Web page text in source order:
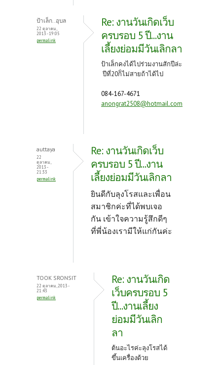
ป้าเล็ก..อุบล
22 ตุลาคม,
2013 - 19:05
permalink
Re: งานวันเกิดเว็บ
ครบรอบ 5 ปี...งาน
เลี้ยงย่อมมีวันเลิกลา
ป้าเล็กคงได้ไปร่วมงานสักปีล่ะ
ปีที่20ก็ไม่สายถ้าได้ไป
084-167-4671
anongrat2508@hotmail.com
auttaya
22
ตุลาคม,
2013 -
21:33
permalink
Re: งานวันเกิดเว็บ
ครบรอบ 5 ปี...งาน
เลี้ยงย่อมมีวันเลิกลา
ยินดีกับลุงโรสและเพื่อน
สมาชิกค่ะที่ได้พบเจอ
กัน เข้าใจความรู้สึกดีๆ
ที่พี่น้องเรามีให้แก่กันค่ะ
TOOK SRONSIT
22 ตุลาคม, 2013 -
21:43
permalink
Re: งานวันเกิด
เว็บครบรอบ 5
ปี...งานเลี้ยง
ย่อมมีวันเลิก
ลา
ต้นอะไรค่ะลุงโรสได้
ขึ้นเครื่องด้วย